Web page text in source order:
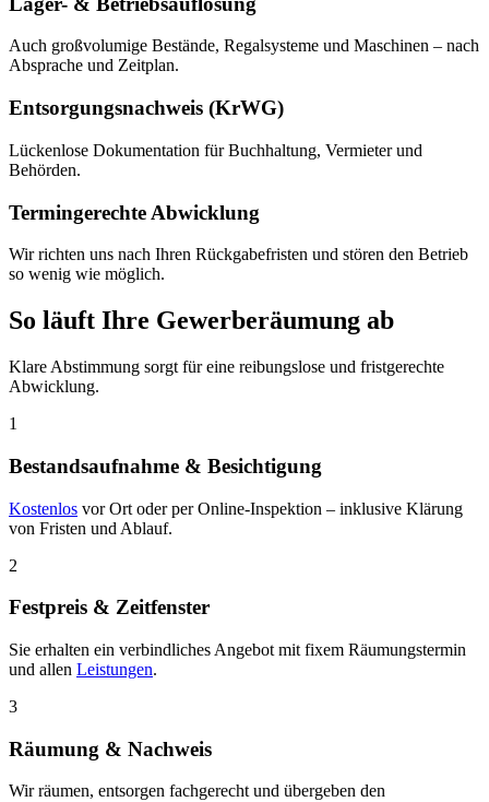
Auch großvolumige Bestände, Regalsysteme und Maschinen – nach
Absprache und Zeitplan.
Entsorgungsnachweis (KrWG)
Lückenlose Dokumentation für Buchhaltung, Vermieter und
Behörden.
Termingerechte Abwicklung
Wir richten uns nach Ihren Rückgabefristen und stören den Betrieb
so wenig wie möglich.
So läuft Ihre Gewerberäumung ab
Klare Abstimmung sorgt für eine reibungslose und fristgerechte
Abwicklung.
1
Bestandsaufnahme & Besichtigung
Kostenlos vor Ort oder per Online-Inspektion – inklusive Klärung
von Fristen und Ablauf.
2
Festpreis & Zeitfenster
Sie erhalten ein verbindliches Angebot mit fixem Räumungstermin
und allen Leistungen.
3
Räumung & Nachweis
Wir räumen, entsorgen fachgerecht und übergeben den